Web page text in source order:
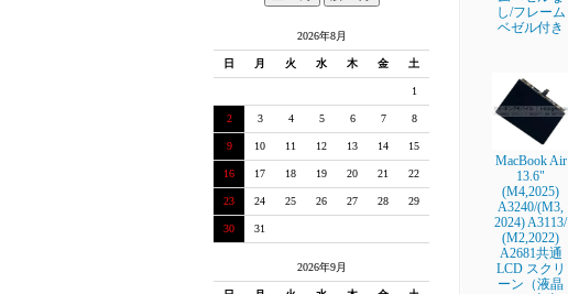
2026年8月
日 月 火 水 木 金 土
1
2 3 4 5 6 7 8
9 10 11 12 13 14 15
16 17 18 19 20 21 22
23 24 25 26 27 28 29
30 31
2026年9月
し/フレーム
ベゼル付き
MacBook Air
13.6"
(M4,2025)
A3240/(M3,
2024) A3113/
(M2,2022)
A2681共通
LCD スクリ
ーン（液晶